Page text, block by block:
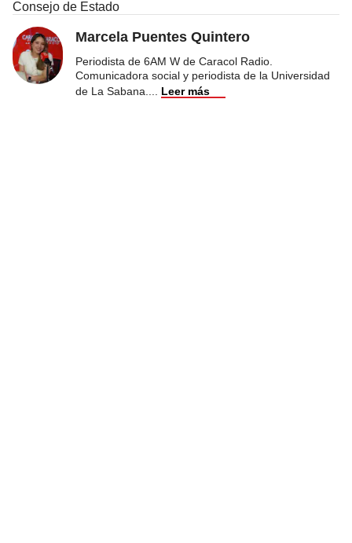
Consejo de Estado
Marcela Puentes Quintero
Periodista de 6AM W de Caracol Radio.
Comunicadora social y periodista de la Universidad
de La Sabana.
Leer más